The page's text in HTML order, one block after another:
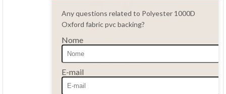
86.15051486055
haiming@leantex.com
24 horas por dia, 7 dias por semana
Any questions related to Polyester 1000D
Oxford fabric pvc backing?
Nome
E-mail
Español
Русский
Tiếng Việt